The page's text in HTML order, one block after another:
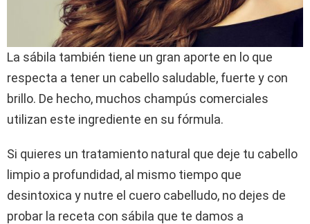
La sábila también tiene un gran aporte en lo que
respecta a tener un cabello saludable, fuerte y con
brillo. De hecho, muchos champús comerciales
utilizan este ingrediente en su fórmula.
Si quieres un tratamiento natural que deje tu cabello
limpio a profundidad, al mismo tiempo que
desintoxica y nutre el cuero cabelludo, no dejes de
probar la receta con sábila que te damos a